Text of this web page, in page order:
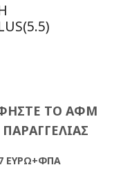
ΤΟ ΑΦΜ
ΕΥΡΩ+ΦΠΑ